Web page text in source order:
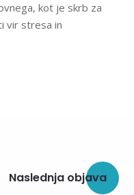
kot je skrb za
vir stresa in
Naslednja objava